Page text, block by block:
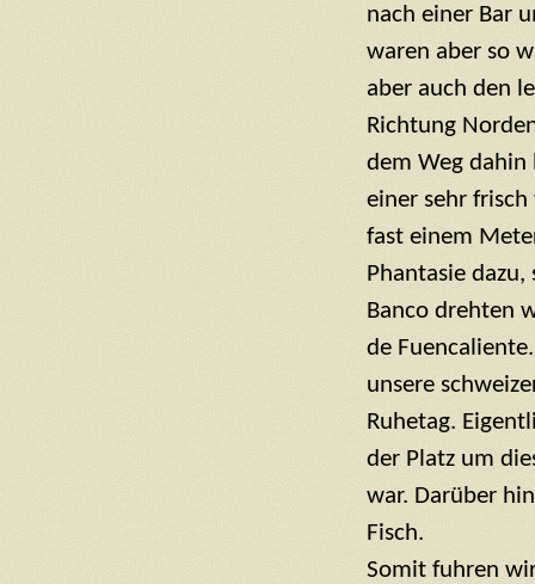
nach einer Bar
waren aber so
aber auch den
Richtung
dem Weg dahin
einer sehr
fast einem
Phantasie
Banco drehten
de
unsere
Ruhetag.
der Platz um
war. Darüber
Fisch.
Somit fuhren